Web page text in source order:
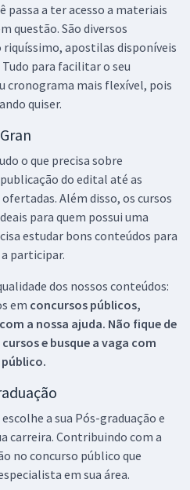
passa a ter acesso a materiais
questão. São diversos
apostilas disponíveis
para facilitar o seu
cronograma mais flexível, pois
quiser.
o que precisa sobre
do edital até as
Além disso, os cursos
para quem possui uma
estudar bons conteúdos para
participar.
dos nossos conteúdos:
em concursos públicos,
com a nossa ajuda. Não fique de
e busque a vaga com
a sua Pós-graduação e
carreira. Contribuindo com a
no concurso público que
em sua área.